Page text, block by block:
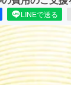
LINEで送る